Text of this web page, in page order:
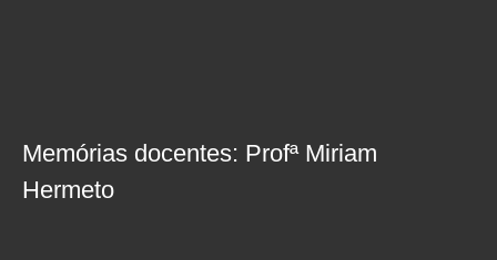
Memórias docentes: Profª Miriam
Hermeto